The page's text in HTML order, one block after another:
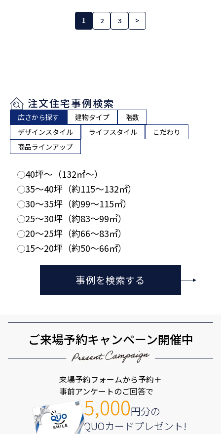
1 2 3 >
注文住宅事例検索
広さから探す 建物タイプ
階数
デザインスタイル
ライフスタイル
こだわり
商品ラインアップ
40坪〜（132㎡〜）
35〜40坪（約115〜132㎡）
30〜35坪（約99〜115㎡）
25〜30坪（約83〜99㎡）
20〜25坪（約66〜83㎡）
15〜20坪（約50〜66㎡）
事例を検索する
ご来場予約キャンペーン開催中
5,000円分の
QUOカードプレゼント!
来場予約フォームから予約＋
事前アンケートのご回答で